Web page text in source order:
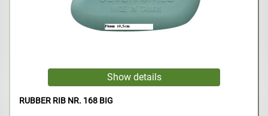
RUBBER RIB NR. 168 BIG